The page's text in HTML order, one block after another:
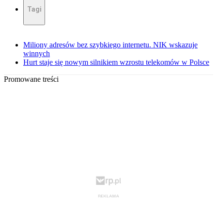
Tagi
Miliony adresów bez szybkiego internetu. NIK wskazuje
winnych
Hurt staje się nowym silnikiem wzrostu telekomów w Polsce
Promowane treści